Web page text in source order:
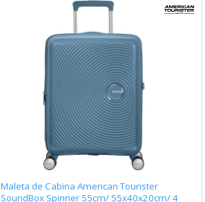
Maleta de Cabina American Tourister
SoundBox Spinner 55cm/ 55x40x20cm/ 4